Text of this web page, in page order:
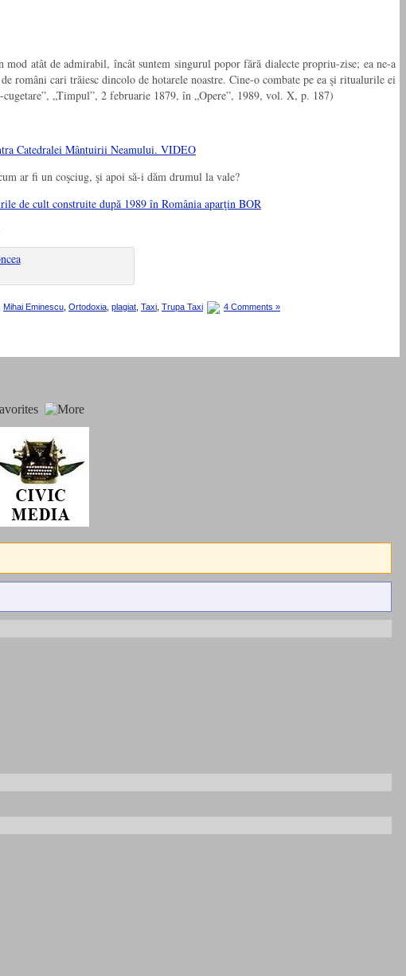
atât de admirabil, încât suntem singurul popor fără dialecte propriu-zise; ea ne-a
cari trăiesc dincolo de hotarele noastre. Cine-o combate pe ea şi ritualurile ei
„Timpul”, 2 februarie 1879, în „Opere”, 1989, vol. X, p. 187)
Catedralei Mântuirii Neamului. VIDEO
ar fi un coşciug, şi apoi să-i dăm drumul la vale?
de cult construite după 1989 în România aparţin BOR
Mihai Eminescu Ortodoxia plagiat Taxi Trupa Taxi 4 Comments »